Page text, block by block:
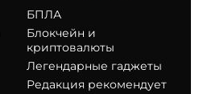
БПЛА
Блокчейн и
криптовалюты
Легендарные гаджеты
Редакция рекомендует